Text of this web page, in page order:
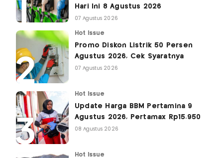
Hari Ini 8 Agustus 2026
07 Agustus 2026
Hot Issue
Promo Diskon Listrik 50 Persen
Agustus 2026, Cek Syaratnya
07 Agustus 2026
Hot Issue
Update Harga BBM Pertamina 9
Agustus 2026, Pertamax Rp15.950
08 Agustus 2026
Hot Issue